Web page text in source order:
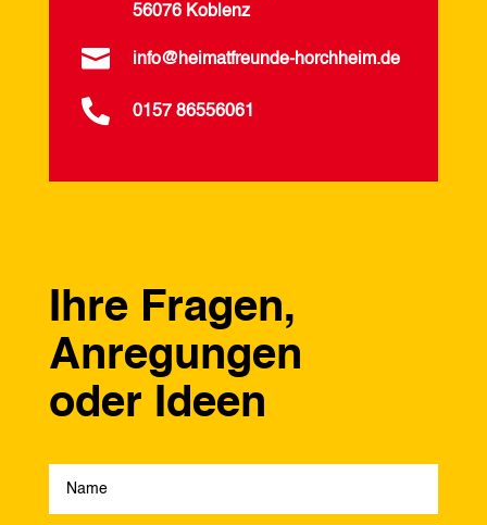
56076 Koblenz
 info@heimatfreunde-horchheim.de
 0157 86556061
Ihre Fragen,
Anregungen
oder Ideen